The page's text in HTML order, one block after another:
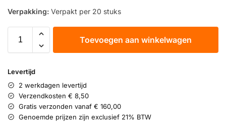
Verpakking: Verpakt per 20 stuks
Toevoegen aan winkelwagen
Levertijd
2 werkdagen levertijd
Verzendkosten € 8,50
Gratis verzonden vanaf € 160,00
Genoemde prijzen zijn exclusief 21% BTW